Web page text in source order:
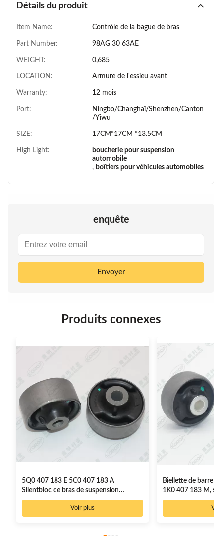
Détails du produit
Item Name: Contrôle de la bague de bras
Part Number: 98AG 30 63AE
WEIGHT: 0,685
LOCATION: Armure de l'essieu avant
Warranty: 12 mois
Port:
Ningbo/Changhaï/Shenzhen/Canton
/Yiwu
SIZE: 17CM*17CM *13.5CM
High Light:
boucherie pour suspension
automobile
, boîtiers pour véhicules automobiles
enquête
Envoyer
Produits connexes
5Q0 407 183 E 5C0 407 183 A
Silentbloc de bras de suspension
inférieur
Voir plus
Biellette de barre
1K0 407 183 M,
suspension